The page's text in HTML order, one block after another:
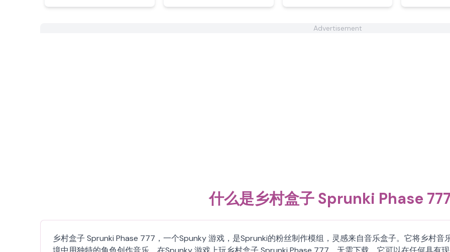
Advertisement
什么是乡村盒子 Sprunki Phase
乡村盒子 Sprunki Phase 777，一个Spunky 游戏，是Sprunki的粉丝制作模组，灵感来自音乐盒子。它将乡村